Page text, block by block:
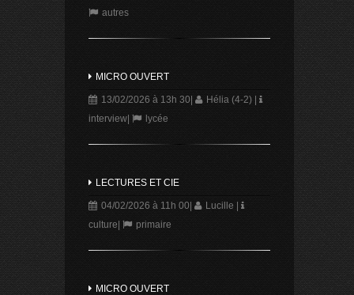
autres
MICRO OUVERT
13/02/2026 à 13h 30 Hélia (4-2)|
interview| lycée
LECTURES ET CIE
04/02/2026 à 11h 00 Lucille
culture
primaire
MICRO OUVERT